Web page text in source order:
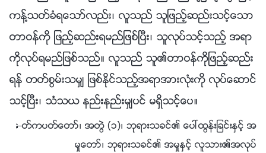
ကန႔္သတ္ခံရေသာ္လည္း၊ လူသည္ သူျဖည့္ဆည္းသင့္ေသာ
တာဝန္ကို ျဖည့္ဆည္းရမည္ျဖစ္ၿပီး၊ သူလုပ္သင့္သည့္ အရာ
ကိုလုပ္ရမည္ျဖစ္သည္။ လူသည္ သူ၏တာဝန္ကိုျဖည့္ဆည္း
ရန္ တတ္စြမ္းသမွ် ျဖစ္ႏိုင္သည့္အရာအားလုံးကို လုပ္ေဆာင္
သင့္ၿပီး၊ သံသယ နည္းနည္းမွ်ပင္ မရွိသင့္ေပ။
—ႏႈတ္ကပတ္ေတာ္၊ အတြဲ (၁)၊ ဘုရားသခင္၏ ေပၚထြန္းျခင္းႏွင့္ အ
မႈေတာ္၊ ဘုရားသခင္၏ အမႈႏွင့္ လူသား၏အလုပ္